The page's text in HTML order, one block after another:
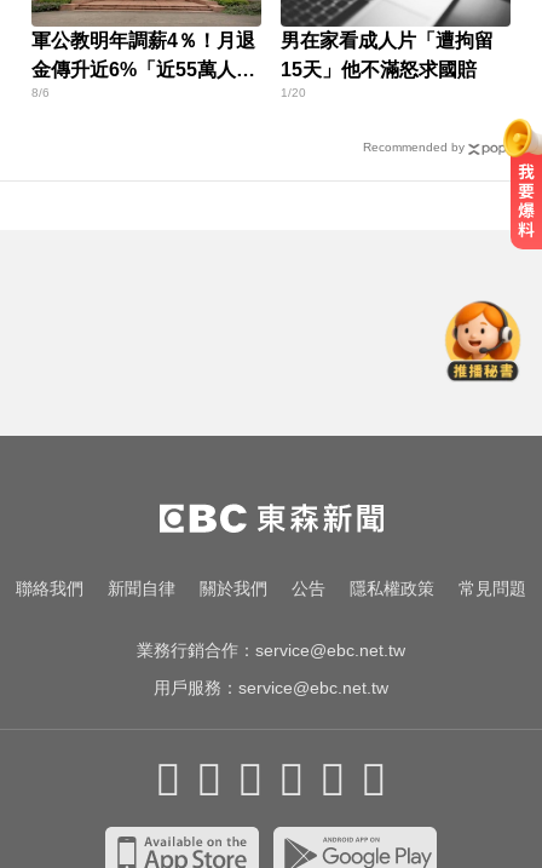
軍公教明年調薪4％！月退
金傳升近6%「近55萬人受
惠」
8/6
男在家看成人片「遭拘留
15天」他不滿怒求國賠
1/20
Recommended by
狂響 違者最高罰15萬
10共機、6共艦擾台！6架次越中線
侵中部西南空域
金牌員工轉投李多慧！剪輯師突暴
想離職
聯絡我們 新聞自律 關於我們 公告 隱私權政策 常見問題
業務行銷合作： service@ebc.net.tw
用戶服務： service@ebc.net.tw